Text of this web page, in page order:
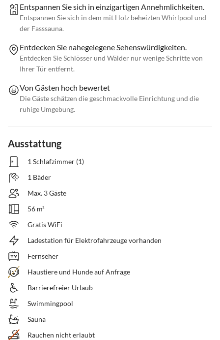
Entspannen Sie sich in einzigartigen Annehmlichkeiten.
Entspannen Sie sich in dem mit Holz beheizten Whirlpool und
der Fasssauna.
Entdecken Sie nahegelegene Sehenswürdigkeiten.
Entdecken Sie Schlösser und Wälder nur wenige Schritte von
Ihrer Tür entfernt.
Von Gästen hoch bewertet
Die Gäste schätzen die geschmackvolle Einrichtung und die
ruhige Umgebung.
Ausstattung
1 Schlafzimmer (1)
1 Bäder
Max. 3 Gäste
56 m²
Gratis WiFi
Ladestation für Elektrofahrzeuge vorhanden
Fernseher
Haustiere und Hunde auf Anfrage
Barrierefreier Urlaub
Swimmingpool
Sauna
Rauchen nicht erlaubt